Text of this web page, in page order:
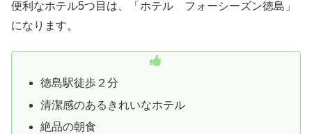
5：ホテル フォーシーズン徳島